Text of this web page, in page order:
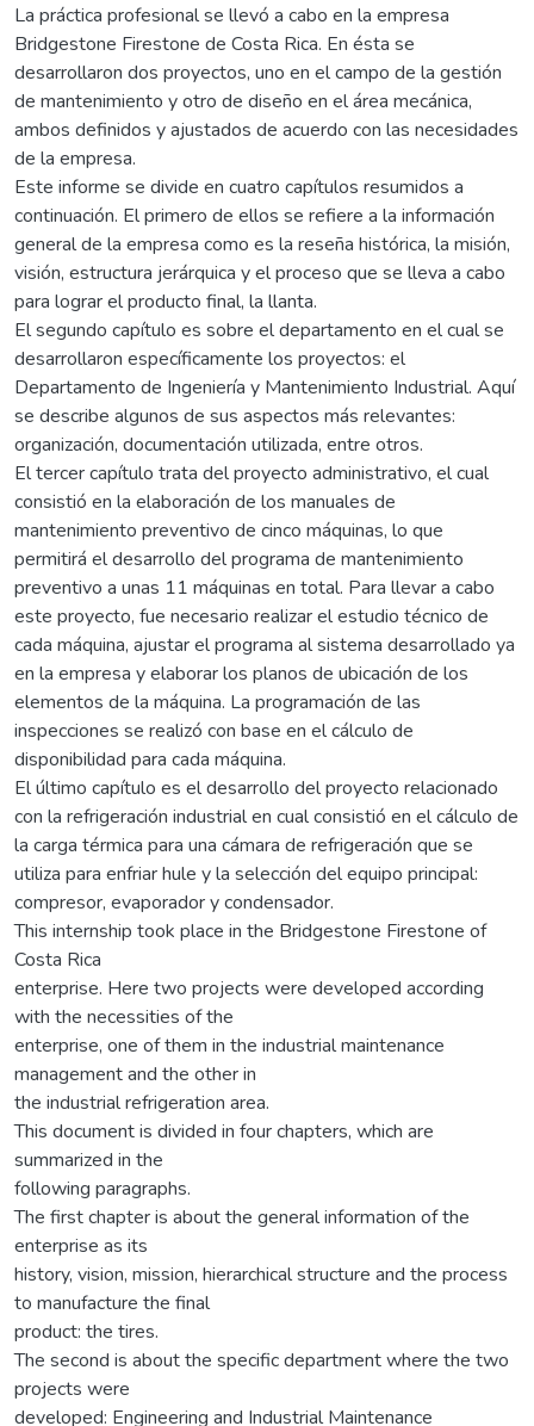
La práctica profesional se llevó a cabo en la empresa
Bridgestone Firestone de Costa Rica. En ésta se
desarrollaron dos proyectos, uno en el campo de la gestión
de mantenimiento y otro de diseño en el área mecánica,
ambos definidos y ajustados de acuerdo con las necesidades
de la empresa.
Este informe se divide en cuatro capítulos resumidos a
continuación. El primero de ellos se refiere a la información
general de la empresa como es la reseña histórica, la misión,
visión, estructura jerárquica y el proceso que se lleva a cabo
para lograr el producto final, la llanta.
El segundo capítulo es sobre el departamento en el cual se
desarrollaron específicamente los proyectos: el
Departamento de Ingeniería y Mantenimiento Industrial. Aquí
se describe algunos de sus aspectos más relevantes:
organización, documentación utilizada, entre otros.
El tercer capítulo trata del proyecto administrativo, el cual
consistió en la elaboración de los manuales de
mantenimiento preventivo de cinco máquinas, lo que
permitirá el desarrollo del programa de mantenimiento
preventivo a unas 11 máquinas en total. Para llevar a cabo
este proyecto, fue necesario realizar el estudio técnico de
cada máquina, ajustar el programa al sistema desarrollado ya
en la empresa y elaborar los planos de ubicación de los
elementos de la máquina. La programación de las
inspecciones se realizó con base en el cálculo de
disponibilidad para cada máquina.
El último capítulo es el desarrollo del proyecto relacionado
con la refrigeración industrial en cual consistió en el cálculo de
la carga térmica para una cámara de refrigeración que se
utiliza para enfriar hule y la selección del equipo principal:
compresor, evaporador y condensador.
This internship took place in the Bridgestone Firestone of
Costa Rica
enterprise. Here two projects were developed according
with the necessities of the
enterprise, one of them in the industrial maintenance
management and the other in
the industrial refrigeration area.
This document is divided in four chapters, which are
summarized in the
following paragraphs.
The first chapter is about the general information of the
enterprise as its
history, vision, mission, hierarchical structure and the process
to manufacture the final
product: the tires.
The second is about the specific department where the two
projects were
developed: Engineering and Industrial Maintenance